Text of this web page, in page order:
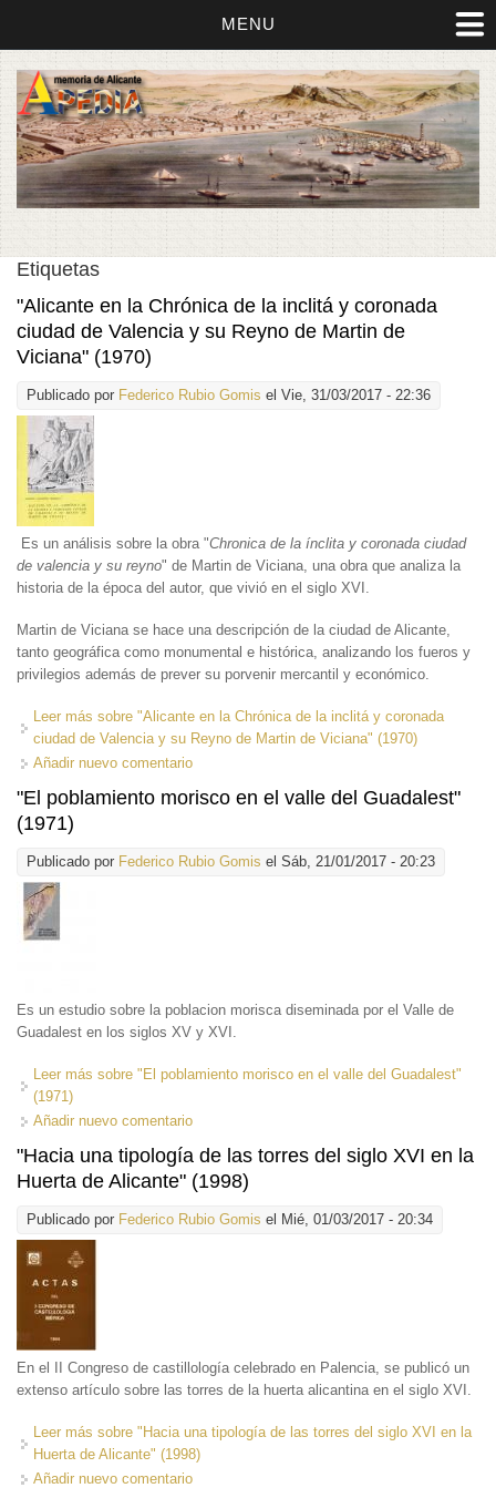
MENU
Etiquetas
"Alicante en la Chrónica de la inclitá y coronada
ciudad de Valencia y su Reyno de Martin de
Viciana" (1970)
Publicado por Federico Rubio Gomis el Vie, 31/03/2017 - 22:36
Es un análisis sobre la obra "Chronica de la ínclita y coronada ciudad
de valencia y su reyno" de Martin de Viciana, una obra que analiza la
historia de la época del autor, que vivió en el siglo XVI.
Martin de Viciana se hace una descripción de la ciudad de Alicante,
tanto geográfica como monumental e histórica, analizando los fueros y
privilegios además de prever su porvenir mercantil y económico.
Leer más sobre "Alicante en la Chrónica de la inclitá y coronada
ciudad de Valencia y su Reyno de Martin de Viciana" (1970)
Añadir nuevo comentario
"El poblamiento morisco en el valle del Guadalest"
(1971)
Publicado por Federico Rubio Gomis el Sáb, 21/01/2017 - 20:23
Es un estudio sobre la poblacion morisca diseminada por el Valle de
Guadalest en los siglos XV y XVI.
Leer más sobre "El poblamiento morisco en el valle del Guadalest"
(1971)
Añadir nuevo comentario
"Hacia una tipología de las torres del siglo XVI en la
Huerta de Alicante" (1998)
Publicado por Federico Rubio Gomis el Mié, 01/03/2017 - 20:34
En el II Congreso de castillología celebrado en Palencia, se publicó un
extenso artículo sobre las torres de la huerta alicantina en el siglo XVI.
Leer más sobre "Hacia una tipología de las torres del siglo XVI en la
Huerta de Alicante" (1998)
Añadir nuevo comentario